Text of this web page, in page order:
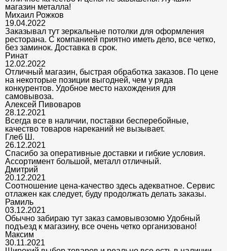
магазин металла!
Михаил Рожков
19.04.2022
Заказывал тут зеркальные потолки для оформления
ресторана. С компанией приятно иметь дело, все четко,
без заминок. Доставка в срок.
Ринат
12.02.2022
Отличный магазин, быстрая обработка заказов. По цене
на некоторые позиции выгодней, чем у ряда
конкурентов. Удобное место нахождения для
самовывоза.
Алексей Пивоваров
28.12.2021
Всегда все в наличии, поставки бесперебойные,
качество товаров нареканий не вызывает.
Глеб Ш.
26.12.2021
Спасибо за оперативные доставки и гибкие условия.
Ассортимент большой, металл отличный.
Дмитрий
20.12.2021
Соотношение цена-качество здесь адекватное. Сервис
отлажен как следует, буду продолжать делать заказы.
Рамиль
03.12.2021
Обычно забираю тут заказ самовывозомю Удобный
подъезд к магазину, все очень четко организовано!
Максим
30.11.2021